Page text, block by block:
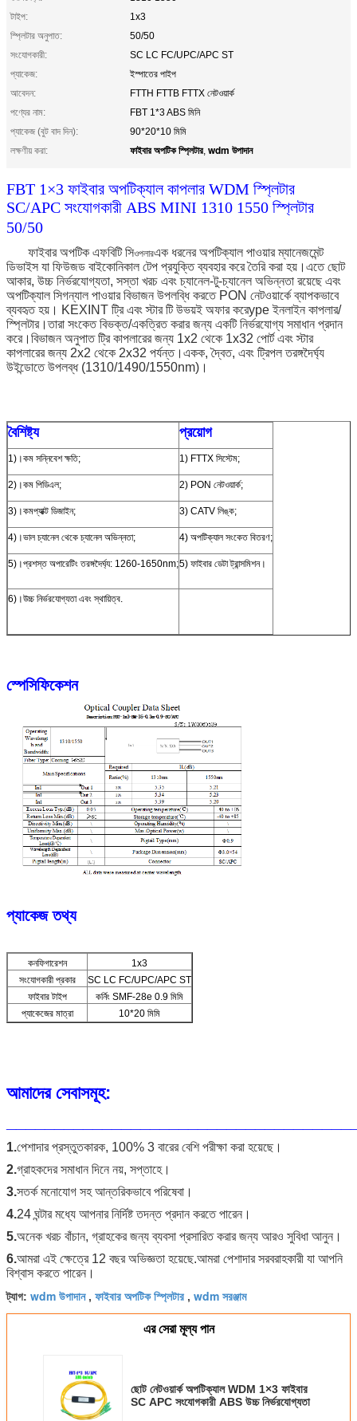
টাইপ:
1x3
স্প্লিটার অনুপাত:
50/50
সংযোগকারী:
SC LC FC/UPC/APC ST
প্যাকেজ:
ইস্পাতের পাইপ
আবেদন:
FTTH FTTB FTTX নেটওয়ার্ক
পণ্যের নাম:
FBT 1*3 ABS মিনি
প্যাকেজ (বুট বাদ দিন):
90*20*10 মিমি
লক্ষণীয় করা:
ফাইবার অপটিক স্প্লিটার, wdm উপাদান
FBT 1×3 ফাইবার অপটিক্যাল কাপলার WDM স্প্লিটার
SC/APC সংযোগকারী ABS MINI 1310 1550 স্প্লিটার
50/50
ফাইবার অপটিক এফবিটি সিওপলারএক ধরনের অপটিক্যাল পাওয়ার ম্যানেজমেন্ট
ডিভাইস যা ফিউজড বাইকোনিকাল টেপ প্রযুক্তি ব্যবহার করে তৈরি করা হয়।এতে ছোট
আকার, উচ্চ নির্ভরযোগ্যতা, সস্তা খরচ এবং চ্যানেল-টু-চ্যানেল অভিন্নতা রয়েছে এবং
অপটিক্যাল সিগন্যাল পাওয়ার বিভাজন উপলব্ধি করতে PON নেটওয়ার্কে ব্যাপকভাবে
ব্যবহৃত হয়। KEXINT ট্রি এবং স্টার টি উভয়ই অফার করেype ইনলাইন কাপলার/
স্প্লিটার।তারা সংকেত বিভক্ত/একত্রিত করার জন্য একটি নির্ভরযোগ্য সমাধান প্রদান
করে।বিভাজন অনুপাত ট্রি কাপলারের জন্য 1x2 থেকে 1x32 পোর্ট এবং স্টার
কাপলারের জন্য 2x2 থেকে 2x32 পর্যন্ত।একক, দ্বৈত, এবং ট্রিপল তরঙ্গদৈর্ঘ্য
উইন্ডোতে উপলব্ধ (1310/1490/1550nm)।
বৈশিষ্ট্য প্রয়োগ
1)।কম সন্নিবেশ ক্ষতি; 1) FTTX সিস্টেম;
2)।কম পিডিএল; 2) PON নেটওয়ার্ক;
3)।কমপ্যাক্ট ডিজাইন; 3) CATV লিঙ্ক;
4)।ভাল চ্যানেল থেকে চ্যানেল অভিন্নতা; 4) অপটিক্যাল সংকেত বিতরণ;
5)।প্রশস্ত অপারেটিং তরঙ্গদৈর্ঘ্য: 1260-1650nm;5) ফাইবার ডেটা ট্রান্সমিশন।
6)।উচ্চ নির্ভরযোগ্যতা এবং স্থায়িত্ব.
স্পেসিফিকেশন
প্যাকেজ তথ্য
কনফিগারেশন
1x3
সংযোগকারী প্রকার
SC LC FC/UPC/APC ST
ফাইবার টাইপ
কর্নিং SMF-28e 0.9 মিমি
প্যাকেজের মাত্রা
10*20 মিমি
আমাদের সেবাসমূহ:
1.পেশাদার প্রস্তুতকারক, 100% 3 বারের বেশি পরীক্ষা করা হয়েছে।
2.গ্রাহকদের সমাধান দিনে নয়, সপ্তাহে।
3.সতর্ক মনোযোগ সহ আন্তরিকভাবে পরিষেবা।
4.24 ঘন্টার মধ্যে আপনার নির্দিষ্ট তদন্ত প্রদান করতে পারেন।
5.অনেক খরচ বাঁচান, গ্রাহকের জন্য ব্যবসা প্রসারিত করার জন্য আরও সুবিধা আনুন।
6.আমরা এই ক্ষেত্রে 12 বছর অভিজ্ঞতা হয়েছে.আমরা পেশাদার সরবরাহকারী যা আপনি
বিশ্বাস করতে পারেন।
ট্যাগ: wdm উপাদান, ফাইবার অপটিক স্প্লিটার , wdm সরঞ্জাম
এর সেরা মূল্য পান
ছোট নেটওয়ার্ক অপটিক্যাল WDM 1×3 ফাইবার
SC APC সংযোগকারী ABS উচ্চ নির্ভরযোগ্যতা